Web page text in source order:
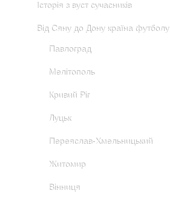
Історія з вуст сучасників
Від Сяну до Дону країна футболу
Павлоград
Мелітополь
Кривий Ріг
Луцьк
Переяслав-Хмельницький
Житомир
Вінниця